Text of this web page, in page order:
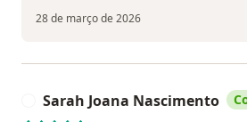
28 de março de 2026
Sarah Joana Nascimento